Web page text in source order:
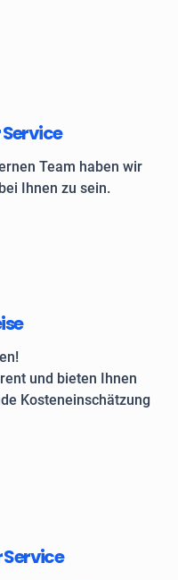
Team haben wir
Ihnen zu sein.
und bieten Ihnen
Kosteneinschätzung